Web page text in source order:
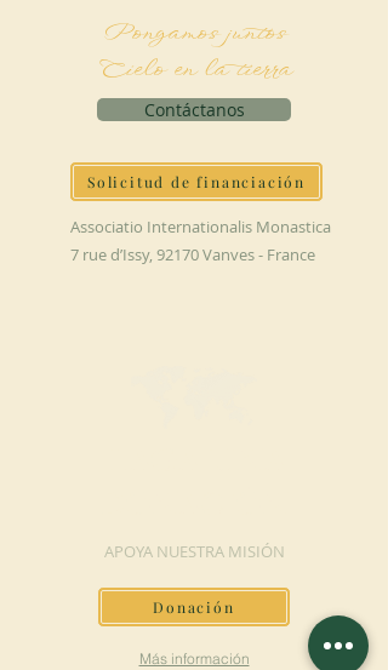
Pongamos juntos
Cielo en la tierra
Contáctanos
Solicitud de financiación
Associatio Internationalis Monastica
7 rue d’Issy, 92170 Vanves - France
APOYA NUESTRA MISIÓN
Donación
Más información